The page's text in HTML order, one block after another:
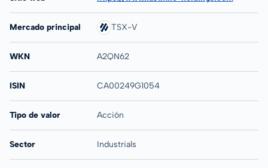
Mercado principal TSX-V
WKN A2QN62
ISIN CA00249G1054
Tipo de valor Acción
Sector Industrials